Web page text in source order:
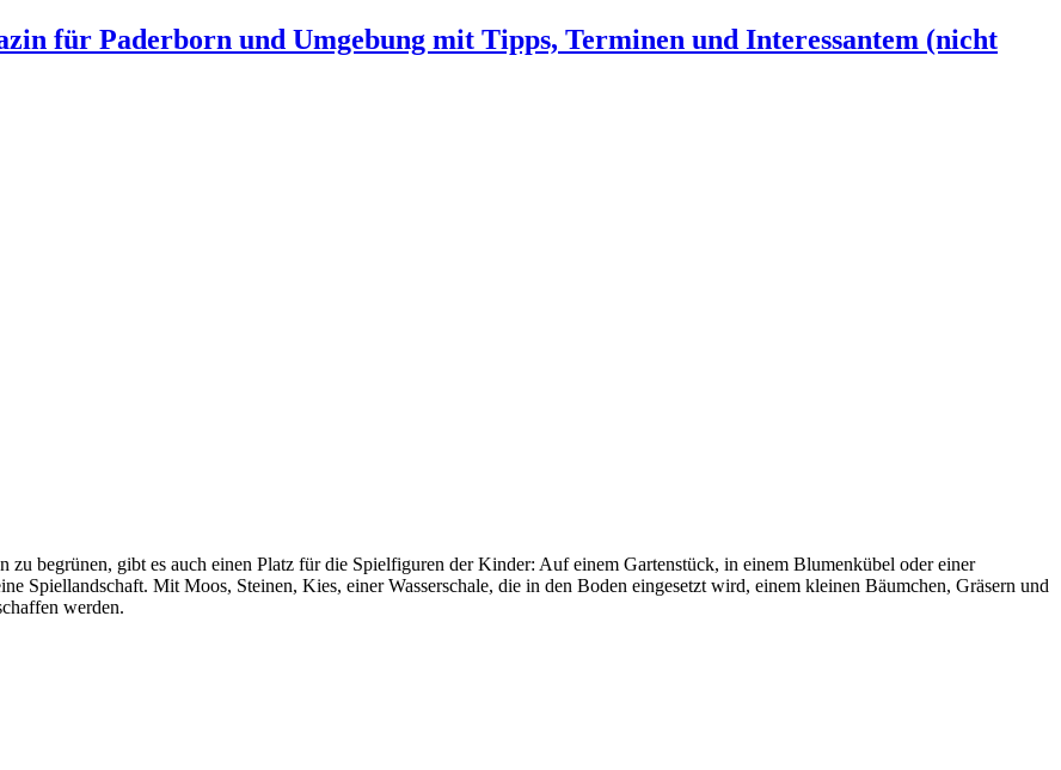
für Paderborn und Umgebung mit Tipps, Terminen und Interessantem (nicht
begrünen, gibt es auch einen Platz für die Spielfiguren der Kinder: Auf einem Gartenstück, in einem Blumenkübel oder einer
Spiellandschaft. Mit Moos, Steinen, Kies, einer Wasserschale, die in den Boden eingesetzt wird, einem kleinen Bäumchen, Gräsern und
werden.